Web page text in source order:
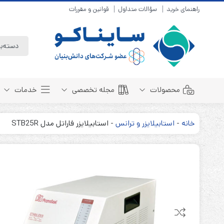
راهنمای خرید سؤالات متداول قوانین و مقررات
محصولات
باتری سیلد لید اسید
باتری لیتیوم
باتری نیکل کادمیوم
باتری نیکل متال هیدرید
مجله تخصصی
مبانی باتری
طول عمر باتری
باتری هوشمند
روش های شارژ
خدمات
خانه - استابیلایزر و ترانس- استابیلایزر فاراتل مدل STB25R